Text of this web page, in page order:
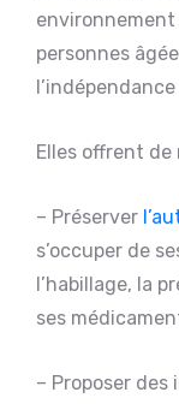
environnement
personnes
Elles offrent
– Préserver
s’occuper de
l’habillage, la
ses
– Proposer